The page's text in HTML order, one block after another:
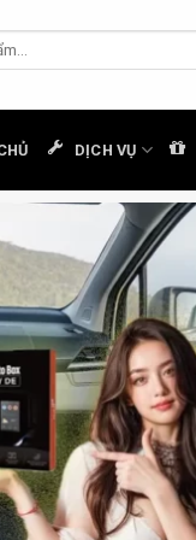
DỊCH VỤ